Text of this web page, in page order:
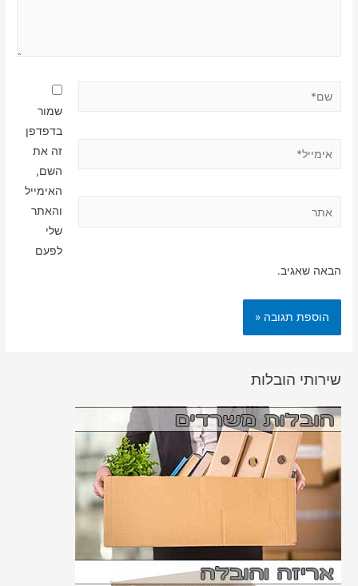
שמור
בדפדפן
זה את
השם,
האימייל
והאתר
שלי
לפעם
הבאה שאגיב.
שירותי הובלות